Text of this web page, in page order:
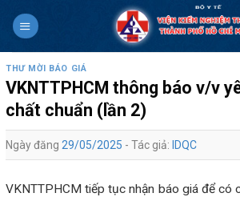
THƯ MỜI BÁO GIÁ
VKNTTPHCM thông báo v/v
chất chuẩn (lần 2)
Ngày đăng 29/05/2025 - Tác giả: IDQC
VKNTTPHCM tiếp tục nhận báo giá để có